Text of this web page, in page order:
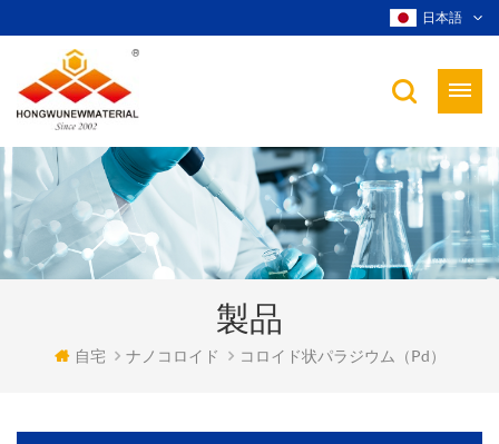
日本語
製品
自宅 ナノコロイド コロイド状パラジウム（pd）